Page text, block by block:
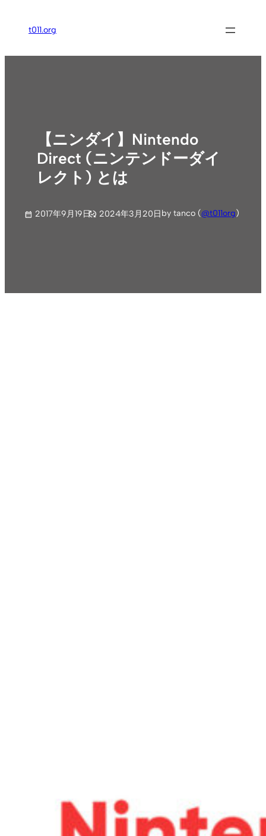
ス
t011.org
【ニンダイ】Nintendo
Direct (ニンテンドーダイ
レクト) とは
2017年9月19日 2024年3月20日by tanco (@t011org)